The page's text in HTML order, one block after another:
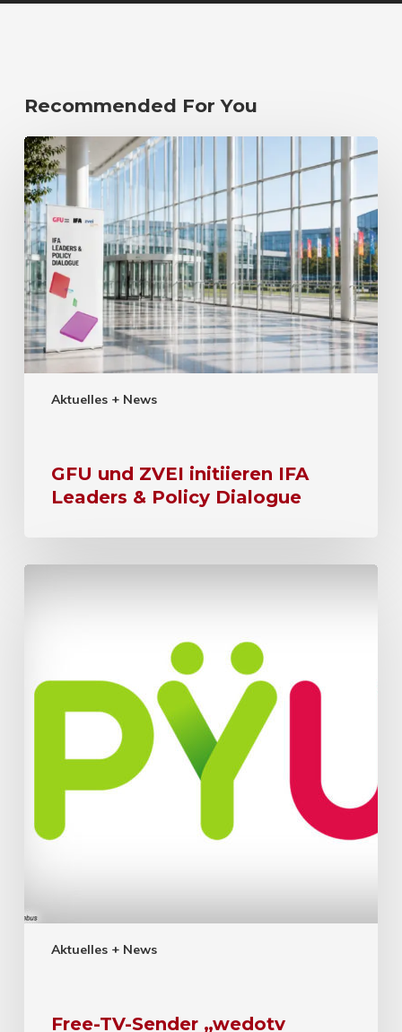
Recommended For You
Aktuelles + News
GFU und ZVEI initiieren IFA
Leaders & Policy Dialogue
Aktuelles + News
Free-TV-Sender „wedotv